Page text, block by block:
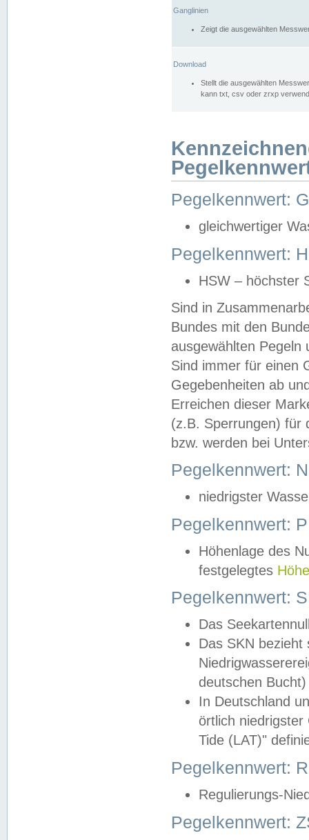
Ganglinien
Zeigt die ausgewählten
Download
Stellt die ausgewählten
kann txt, csv oder zrxp
Pegelkennwert:
gleichwertiger
Pegelkennwert:
HSW – höchster
Sind in
Bundes mit den
ausgewählten
Sind immer für einen
Gegebenheiten ab
Erreichen dieser
(z.B. Sperrungen) für
bzw. werden bei
Pegelkennwert:
niedrigster
Pegelkennwert:
Höhenlage des
festgelegtes
Pegelkennwert:
Das
Das SKN
deutschen
In Deutschland
örtlich
Tide (LAT)"
Pegelkennwert:
Regulierungs-
Pegelkennwert: